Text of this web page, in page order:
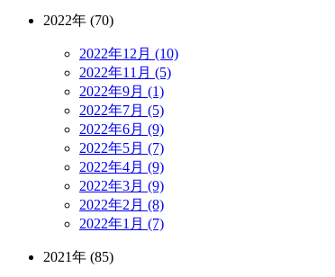
2022年 (70)
2022年12月 (10)
2022年11月 (5)
2022年9月 (1)
2022年7月 (5)
2022年6月 (9)
2022年5月 (7)
2022年4月 (9)
2022年3月 (9)
2022年2月 (8)
2022年1月 (7)
2021年 (85)